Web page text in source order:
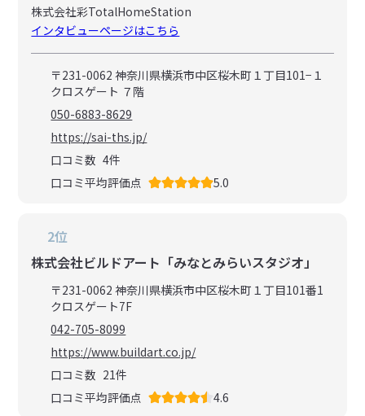
株式会社彩TotalHomeStation
インタビューページはこちら
〒231-0062 神奈川県横浜市中区桜木町１丁目101−１
クロスゲート ７階
050-6883-8629
https://sai-ths.jp/
口コミ数 4件
口コミ平均評価点
5.0
2位
株式会社ビルドアート「みなとみらいスタジオ」
〒231-0062 神奈川県横浜市中区桜木町１丁目101番1
クロスゲート7F
042-705-8099
https://www.buildart.co.jp/
口コミ数 21件
口コミ平均評価点
4.6